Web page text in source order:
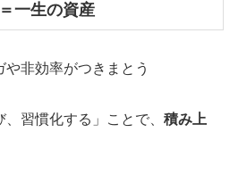
一生の資産
非効率がつきまとう
、習慣化する」ことで、積み上